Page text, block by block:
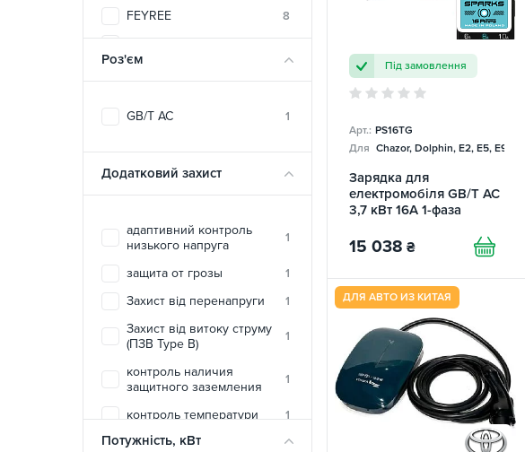
FEYREE 8
SPARKS 1
Роз'єм
GB/T AC 1
Додатковий захист
адаптивний контроль
низького напруга
1
защита от грозы 1
Захист від перенапруги 1
Захист від витоку струму
(ПЗВ Type B)
1
контроль наличия
защитного заземления
1
контроль температури 1
вогнестійкий матеріал
Потужність, кВт
Під замовлення
Арт.: PS16TG
Для Chazor, Dolphin, E2, E5, E9,
Зарядка для
електромобіля GB/T AC
3,7 кВт 16А 1-фаза
15 038 ₴
ДЛЯ АВТО ИЗ КИТАЯ